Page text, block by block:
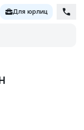
Для юрлиц